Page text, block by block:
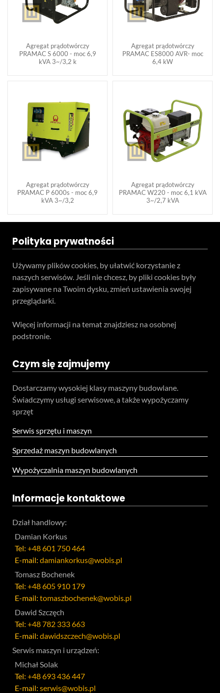
Agregat prądotwórczy
PRAMAC S 6000 - moc 6,9
kVA 3~/3,2 k
Agregat prądotwórczy
PRAMAC ES8000 AVR- moc
6,4 kW
Agregat prądotwórczy
PRAMAC P 6000s - moc 6,9
kVA 3~/3,2
Agregat prądotwórczy
PRAMAC W220 - moc 6,1 kVA
3~/2,7 kVA
Polityka prywatności
Używamy plików cookies, by ułatwić korzystanie z
naszych serwisów. Jeśli nie chcesz, by pliki cookies były
zapisywane na Twoim dysku, zmień ustawienia swojej
przeglądarki.
Więcej informacji na temat znajdziesz na osobnej
podstronie.
Czym się zajmujemy
Dostarczamy wysokiej klasy maszyny budowlane.
Świadczymy usługi serwisowe, a także wypożyczamy
sprzęt
Serwis sprzętu i maszyn
Sprzedaż maszyn budowlanych
Wypożyczalnia maszyn budowlanych
Informacje kontaktowe
Dział handlowy:
Damian Korkus
Tel: +48 601 750 464
E-mail: damiankorkus@wobis.pl
Tomasz Bochenek
Tel: +48 605 910 179
E-mail: tomaszbochenek@wobis.pl
Dawid Szczęch
Tel: +48 782 333 663
E-mail: dawidszczech@wobis.pl
Serwis maszyn i urządzeń:
Michał Solak
Tel: +48 693 436 447
E-mail: serwis@wobis.pl